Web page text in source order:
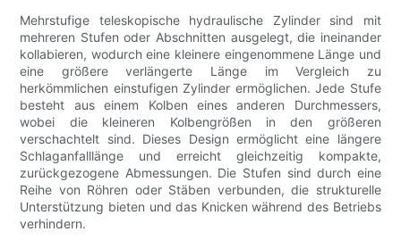
Mehrstufige teleskopische hydraulische Zylinder sind mit
mehreren Stufen oder Abschnitten ausgelegt, die ineinander
kollabieren, wodurch eine kleinere eingenommene Länge und
eine größere verlängerte Länge im Vergleich zu
herkömmlichen einstufigen Zylinder ermöglichen. Jede Stufe
besteht aus einem Kolben eines anderen Durchmessers,
wobei die kleineren Kolbengrößen in den größeren
verschachtelt sind. Dieses Design ermöglicht eine längere
Schlaganfalllänge und erreicht gleichzeitig kompakte,
zurückgezogene Abmessungen. Die Stufen sind durch eine
Reihe von Röhren oder Stäben verbunden, die strukturelle
Unterstützung bieten und das Knicken während des Betriebs
verhindern.